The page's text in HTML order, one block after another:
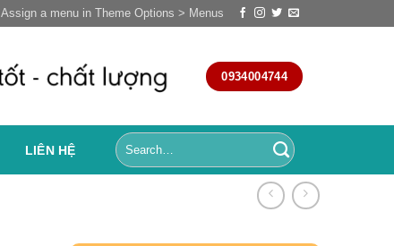
Assign a menu in Theme Options > Menus
0934004744
LIÊN HỆ